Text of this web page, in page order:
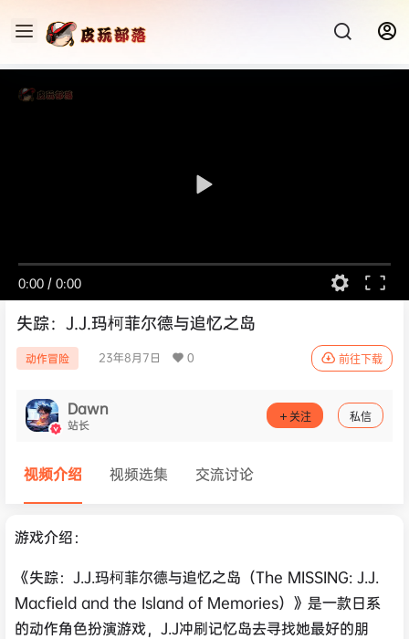
0:00 / 0:00
失踪：J.J.玛柯菲尔德与追忆之岛
动作冒险 23年8月7日 0 前往下载
Dawn
站长 关注 私信
视频介绍 视频选集 交流讨论
游戏介绍：
《失踪：J.J.玛柯菲尔德与追忆之岛（The MISSING: J.J.
Macfield and the Island of Memories）》是一款日系
的动作角色扮演游戏，J.J冲刷记忆岛去寻找她最好的朋